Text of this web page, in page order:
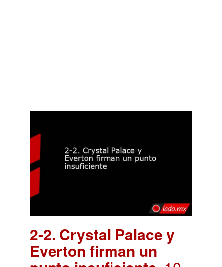
2-2. Crystal Palace y
Everton firman un